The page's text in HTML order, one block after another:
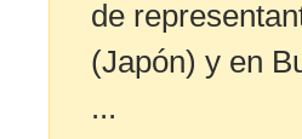
de
(Japón) y en
...